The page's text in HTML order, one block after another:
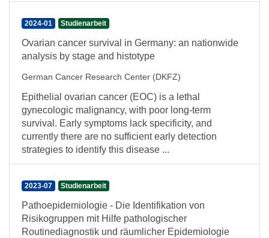
2024-01 Studienarbeit
Ovarian cancer survival in Germany: an nationwide
analysis by stage and histotype
German Cancer Research Center (DKFZ)
Epithelial ovarian cancer (EOC) is a lethal
gynecologic malignancy, with poor long-term
survival. Early symptoms lack specificity, and
currently there are no sufficient early detection
strategies to identify this disease ...
2023-07 Studienarbeit
Pathoepidemiologie - Die Identifikation von
Risikogruppen mit Hilfe pathologischer
Routinediagnostik und räumlicher Epidemiologie